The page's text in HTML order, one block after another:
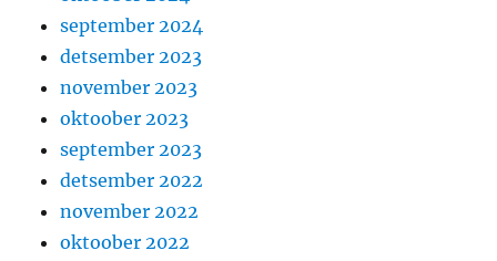
september 2024
detsember 2023
november 2023
oktoober 2023
september 2023
detsember 2022
november 2022
oktoober 2022